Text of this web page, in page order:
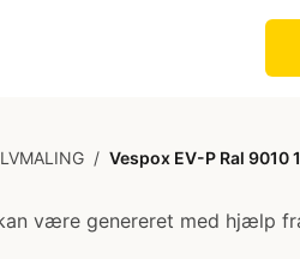
/ Vespox EV-P Ral 9010
være genereret med hjælp